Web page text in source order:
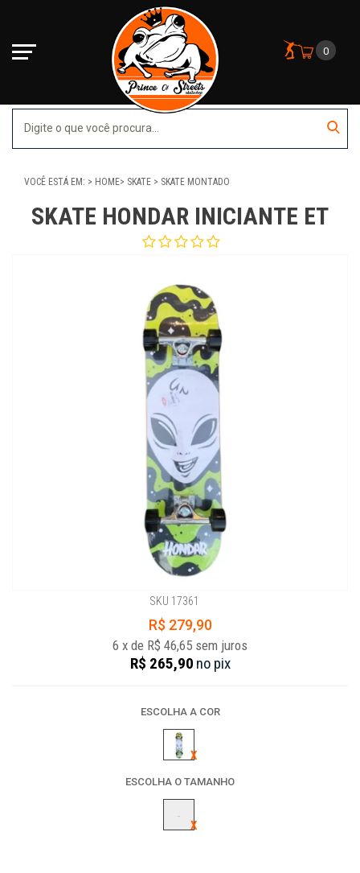
0
VOCÊ ESTÁ EM: HOME SKATE SKATE MONTADO
SKATE HONDAR INICIANTE ET
SKU 17361
R$ 279,90
6 x de R$ 46,65 sem juros
R$ 265,90 no pix
ESCOLHA A COR
ESCOLHA O TAMANHO
-